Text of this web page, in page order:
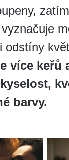
odstíny
více keřů
barvy.